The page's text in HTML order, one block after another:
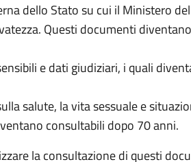
dello Stato su cui il Ministero
Questi documenti
e dati giudiziari, i quali
salute, la vita sessuale e
consultabili dopo 70 anni.
la consultazione di questi